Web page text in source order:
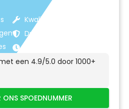
Kwaliteitsmaterialen
Duurzame Resultaten
met een 4.9/5.0 door 1000+
ONS SPOEDNUMMER